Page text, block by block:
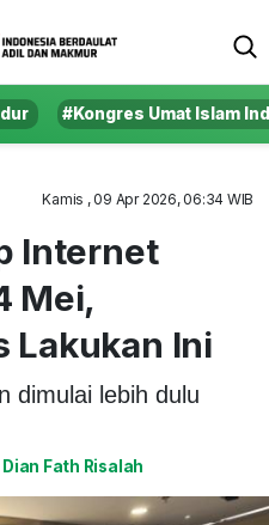
#Kongres Umat Islam
Kamis , 09 Apr 2026, 06:34 WIB
Internet
Mei,
Lakukan Ini
dimulai lebih dulu
Dian Fath Risalah